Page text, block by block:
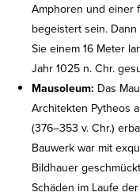
Amphoren und einer
begeistert sein.
Sie einem 16 Meter
Jahr 1025 n. Chr.
Mausoleum: Das
Architekten Pytheos
(376–353 v. Chr.)
Bauwerk war mit
Bildhauer
Schäden im Laufe